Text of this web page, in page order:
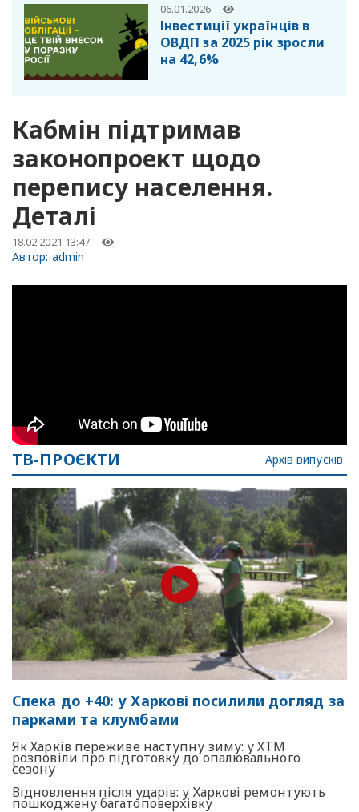
06.01.2026 -
Інвестиції українців в
ОВДП за 2025 рік зросли
на 42,6%
Кабмін підтримав
законопроект щодо
перепису населення.
Деталі
18.02.2021 13:47 -
Автор: admin
ТВ-ПРОЄКТИ Архів випусків
Спека до +40: у Харкові посилили догляд за
парками та клумбами
Як Харків переживе наступну зиму: у ХТМ
розповіли про підготовку до опалювального
сезону
Відновлення після ударів: у Харкові ремонтують
пошкоджену багатоповерхівку